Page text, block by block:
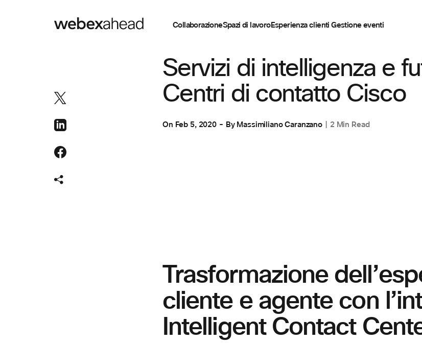
CollaborazioneSpazi di lavoroEsperienza clientiGestione eventi
Servizi di intelligenza e
Centri di contatto Cisco
On Feb 5, 2020 By Massimiliano Caranzano 2 Min Read
Trasformazione
cliente e agente con
Intelligent Contact